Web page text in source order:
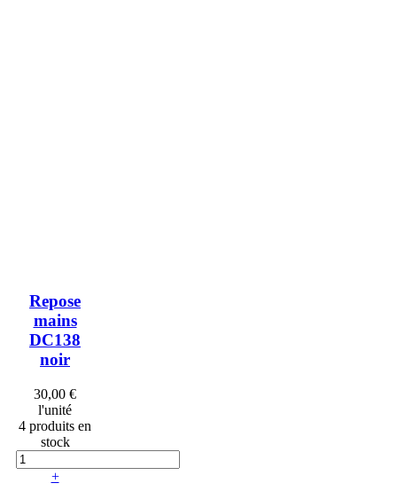
Repose
mains
DC138
noir
30,00 €
l'unité
4 produits en
stock
+